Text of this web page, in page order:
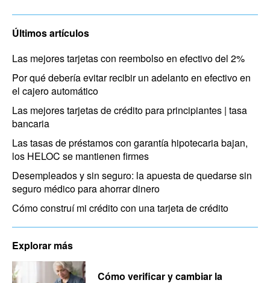
Últimos artículos
Las mejores tarjetas con reembolso en efectivo del 2%
Por qué debería evitar recibir un adelanto en efectivo en
el cajero automático
Las mejores tarjetas de crédito para principiantes | tasa
bancaria
Las tasas de préstamos con garantía hipotecaria bajan,
los HELOC se mantienen firmes
Desempleados y sin seguro: la apuesta de quedarse sin
seguro médico para ahorrar dinero
Cómo construí mi crédito con una tarjeta de crédito
Explorar más
Cómo verificar y cambiar la